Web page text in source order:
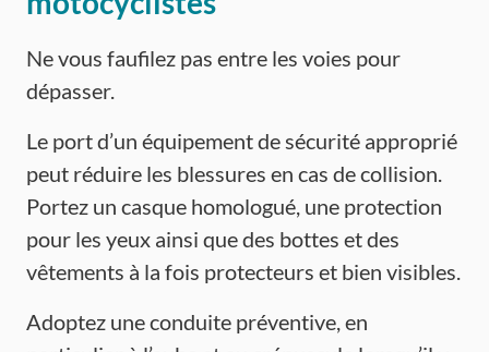
Ne vous faufilez pas entre les voies pour
dépasser.
Le port d’un équipement de sécurité approprié
peut réduire les blessures en cas de collision.
Portez un casque homologué, une protection
pour les yeux ainsi que des bottes et des
vêtements à la fois protecteurs et bien visibles.
Adoptez une conduite préventive, en